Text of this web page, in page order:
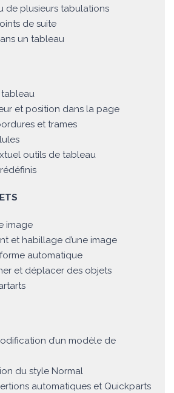
de plusieurs tabulations
de suite
un tableau
tableau
et position dans la page
et trames
outils de tableau
image
et habillage d’une image
automatique
et déplacer des objets
d’un modèle de
du style Normal
automatiques et Quickparts